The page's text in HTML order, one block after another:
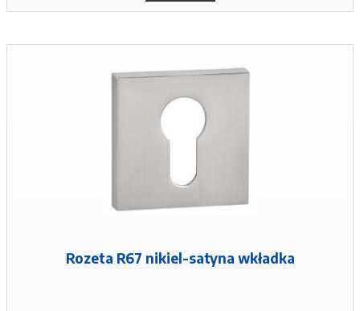
Rozeta R67 nikiel-satyna wkładka